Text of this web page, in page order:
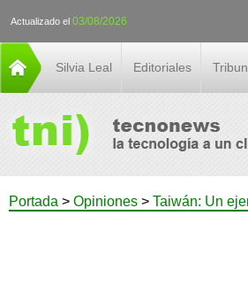
Actualizado el 03/08/2026
Silvia Leal Editoriales
Portada > Opiniones > Taiwán: Un